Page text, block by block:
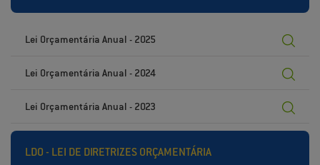
Lei Orçamentária Anual - 2025
Lei Orçamentária Anual - 2024
Lei Orçamentária Anual - 2023
LDO - LEI DE DIRETRIZES ORÇAMENTÁRIA